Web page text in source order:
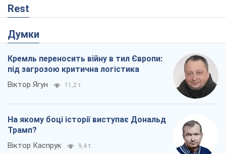
Rest
Думки
Кремль переносить війну в тил Європи:
під загрозою критична логістика
Віктор Ягун 11,2 т.
На якому боці історії виступає Дональд
Трамп?
Віктор Каспрук 9,4 т.